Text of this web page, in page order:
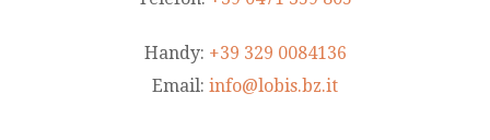
Handy: +39 329 0084136
Email: info@lobis.bz.it